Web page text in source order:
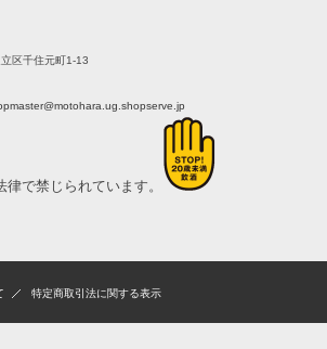
区千住元町1-13
で禁じられています。
特定商取引法に関する表示